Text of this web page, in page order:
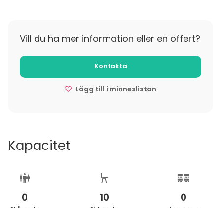
Vill du ha mer information eller en offert?
Kontakta
Lägg till i minneslistan
Kapacitet
0 10 0